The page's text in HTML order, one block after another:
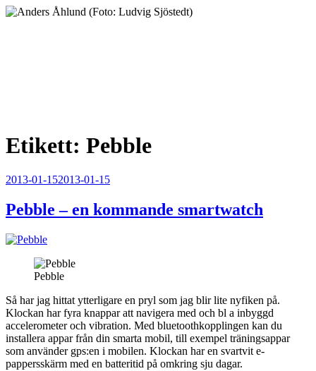
Hoppa
Etikett: Pebble
Publicerat
2013-01-152013-01-15
Pebble – en kommande smartwatch
Pebble
Så har jag hittat ytterligare en pryl som jag blir lite nyfiken på.
Klockan har fyra knappar att navigera med och bl a inbyggd
accelerometer och vibration. Med bluetoothkopplingen kan du
installera appar från din smarta mobil, till exempel träningsappar
som använder gps:en i mobilen. Klockan har en svartvit e-
pappersskärm med en batteritid på omkring sju dagar.